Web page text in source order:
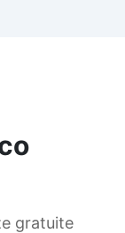
gratuite